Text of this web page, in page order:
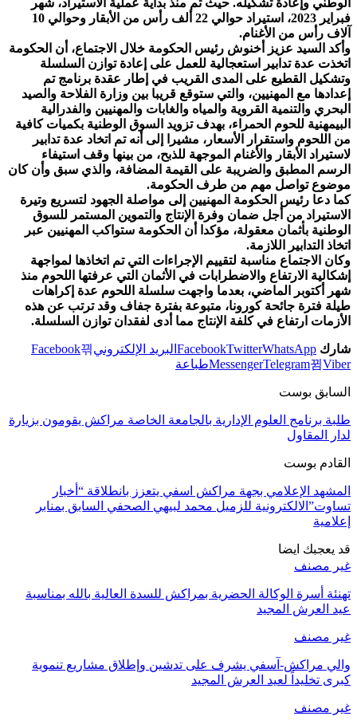
فبراير 2023، استيراد ‏حوالي 22 ألف رأس من الأبقار وحوالي 10
آلاف رأس من الأغنام.
وأكد السيد عزيز أخنوش رئيس الحكومة خلال الاجتماع، أن الحكومة
اتخذت عدة تدابير استعجالية للعمل على إعادة توازن السلسلة
وتشكيل القطيع على المدى القريب في إطار عقدة برنامج تم
إعدادها مع المهنيين، والتي ستوقع قريبا بين وزارة الفلاحة والصيد
البحري والتنمية القروية والمياه والغابات والمهنيين والفدرالية
البيمهنية للحوم الحمراء، بهدف تزويد السوق الوطنية بكميات كافية
من اللحوم واستقرار الأسعار، مشيرا إلى أنه تم اتخاد عدة تدابير
لاستيراد الأبقار والأغنام الموجهة للذبح، من بينها وقف استيفاء
الرسم المطبق والضريبة على القيمة المضافة، والذي سبق وأن كان
موضوع تواصل مهم من طرف الحكومة.
كما دعا رئيس الحكومة المهنيين إلى مواصلة الجهود لتسريع وتيرة
الاستيراد من أجل ضمان وفرة الإنتاج والتموين المستمر للسوق
الوطنية بأثمان معقولة، مؤكدا أن الحكومة ستواكب المهنيين عبر
اتخاذ التدابير اللازمة.
وكان الاجتماع مناسبة لتقييم الإجراءات التي تم اتخاذها لمواجهة
إشكالية الارتفاع والاضطرابات في الأثمان التي عرفتها اللحوم منذ
شهر أكتوبر الماضي، بعدما واجهت سلسلة اللحوم عدة إكراهات
طيلة فترة جائحة كورونا، متبوعة بفترة جفاف وقد ترتب عن هذه
الأزمات ارتفاع في كلفة الإنتاج مما أدى لفقدان توازن السلسلة.
شارك FacebookTwitterWhatsApp البريد الإلكتروني
Facebook
MessengerTelegram Viber طباعة
السابق بوست
طلبة برنامج العلوم الإدارية بالجامعة الخاصة مراكش يقومون بزيارة
لدار المقاول
القادم بوست
المشهد الإعلامي بجهة مراكش اسفي يتعزز بانطلاقة “أخبار
تساوت”الالكترونية للزميل محمد لبيهي الصحفي السابق بمنابر
إعلامية
قد يعجبك ايضا
غير مصنف
تهنئة أسرة الوكالة الحضرية بمراكش للسدة العالية بالله بمناسبة
عيد العرش المجيد
غير مصنف
والي مراكش-آسفي يشرف على تدشين وإطلاق مشاريع تنموية
كبرى تخليداً لعيد العرش المجيد
غير مصنف